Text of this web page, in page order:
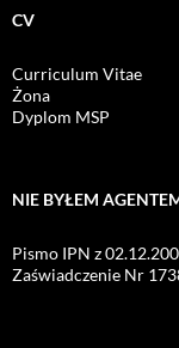
CV
Curriculum Vitae
Żona
Dyplom MSP
NIE BYŁEM
Pismo IPN z
Zaświadczenie Nr